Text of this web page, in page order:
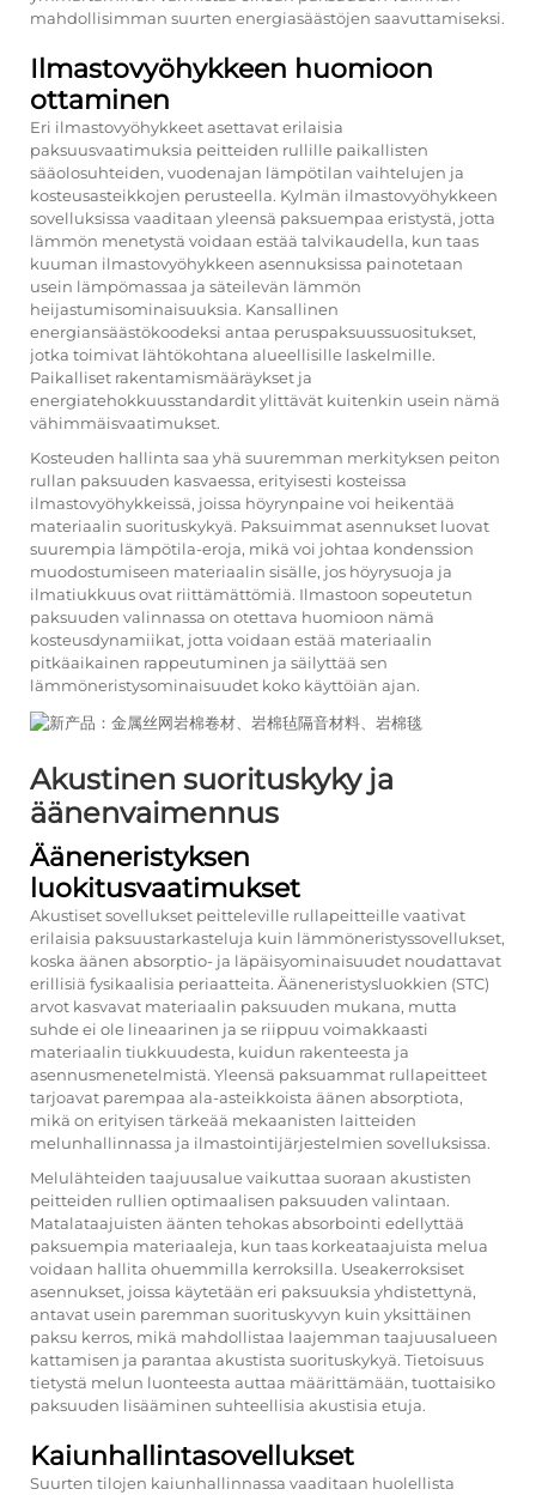
mahdollisimman suurten energiasäästöjen saavuttamiseksi.
Ilmastovyöhykkeen huomioon
ottaminen
Eri ilmastovyöhykkeet asettavat erilaisia
paksuusvaatimuksia peitteiden rullille paikallisten
sääolosuhteiden, vuodenajan lämpötilan vaihtelujen ja
kosteusasteikkojen perusteella. Kylmän ilmastovyöhykkeen
sovelluksissa vaaditaan yleensä paksuempaa eristystä, jotta
lämmön menetystä voidaan estää talvikaudella, kun taas
kuuman ilmastovyöhykkeen asennuksissa painotetaan
usein lämpömassaa ja säteilevän lämmön
heijastumisominaisuuksia. Kansallinen
energiansäästökoodeksi antaa peruspaksuussuositukset,
jotka toimivat lähtökohtana alueellisille laskelmille.
Paikalliset rakentamismääräykset ja
energiatehokkuusstandardit ylittävät kuitenkin usein nämä
vähimmäisvaatimukset.
Kosteuden hallinta saa yhä suuremman merkityksen peiton
rullan paksuuden kasvaessa, erityisesti kosteissa
ilmastovyöhykkeissä, joissa höyrynpaine voi heikentää
materiaalin suorituskykyä. Paksuimmat asennukset luovat
suurempia lämpötila-eroja, mikä voi johtaa kondenssion
muodostumiseen materiaalin sisälle, jos höyrysuoja ja
ilmatiukkuus ovat riittämättömiä. Ilmastoon sopeutetun
paksuuden valinnassa on otettava huomioon nämä
kosteusdynamiikat, jotta voidaan estää materiaalin
pitkäaikainen rappeutuminen ja säilyttää sen
lämmöneristysominaisuudet koko käyttöiän ajan.
Akustinen suorituskyky ja
äänenvaimennus
Ääneneristyksen
luokitusvaatimukset
Akustiset sovellukset peitteleville rullapeitteille vaativat
erilaisia paksuustarkasteluja kuin lämmöneristyssovellukset,
koska äänen absorptio- ja läpäisyominaisuudet noudattavat
erillisiä fysikaalisia periaatteita. Ääneneristysluokkien (STC)
arvot kasvavat materiaalin paksuuden mukana, mutta
suhde ei ole lineaarinen ja se riippuu voimakkaasti
materiaalin tiukkuudesta, kuidun rakenteesta ja
asennusmenetelmistä. Yleensä paksuammat rullapeitteet
tarjoavat parempaa ala-asteikkoista äänen absorptiota,
mikä on erityisen tärkeää mekaanisten laitteiden
melunhallinnassa ja ilmastointijärjestelmien sovelluksissa.
Melulähteiden taajuusalue vaikuttaa suoraan akustisten
peitteiden rullien optimaalisen paksuuden valintaan.
Matalataajuisten äänten tehokas absorbointi edellyttää
paksuempia materiaaleja, kun taas korkeataajuista melua
voidaan hallita ohuemmilla kerroksilla. Useakerroksiset
asennukset, joissa käytetään eri paksuuksia yhdistettynä,
antavat usein paremman suorituskyvyn kuin yksittäinen
paksu kerros, mikä mahdollistaa laajemman taajuusalueen
kattamisen ja parantaa akustista suorituskykyä. Tietoisuus
tietystä melun luonteesta auttaa määrittämään, tuottaisiko
paksuuden lisääminen suhteellisia akustisia etuja.
Kaiunhallintasovellukset
Suurten tilojen kaiunhallinnassa vaaditaan huolellista